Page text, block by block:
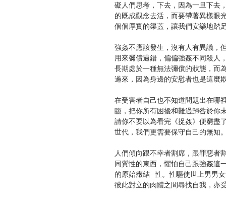
礙人們思考，下去，因為一旦下去
的既成觀念去活，而要帶著異樣眼
個個厚實的渠蓋，讓我們安樂地踏
強姦不應該發生，沒有人有異議，
用來彌償過錯，偏偏強姦不同殺人
長期處於一種無法彌償的狀態，而
過來，因為身邊的安慰者也是這麼欺
在受害者自己也不知道問題出在哪
臨，把你所有困擾和難過歸咎於你
請你不要以為看完《捉姦》便窮盡
世代，我們更需要保守自己的無知
人們傾向跟不幸者割席，跟罪惡者
同質性的東西，懼怕自己跟強姦這
的原始癥結--性。性驅使世上男男
彼此對立的肉體之間尋找自我，亦受